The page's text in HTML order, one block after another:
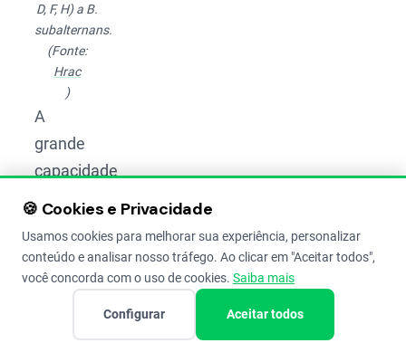
D, F, H) a B.
subalternans.
(Fonte:
Hrac
)
A
grande
capacidade
de
do
picão-
🍪 Cookies e Privacidade
Usamos cookies para melhorar sua experiência, personalizar
conteúdo e analisar nosso tráfego. Ao clicar em "Aceitar todos",
você concorda com o uso de cookies. Saiba mais
Configurar Aceitar todos